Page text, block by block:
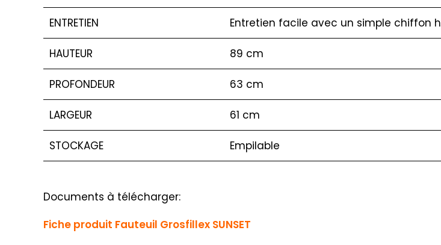
ENTRETIEN Entretien facile avec un simple chiffon
HAUTEUR 89 cm
PROFONDEUR 63 cm
LARGEUR 61 cm
STOCKAGE Empilable
Documents à télécharger:
Fiche produit Fauteuil Grosfillex SUNSET